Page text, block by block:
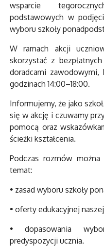
wsparcie
podstawowych w
wyboru szkoły
W ramach akcji
skorzystać z
doradcami
godzinach 14:00–18:00.
Informujemy, że jako
się w akcję i czuwamy
pomocą oraz
ścieżki kształcenia.
Podczas rozmów
temat:
• zasad wyboru szkoły
• oferty edukacyjnej
• dopasowania
predyspozycji ucznia.